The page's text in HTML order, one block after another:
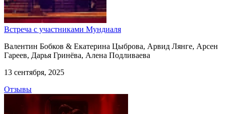
Встреча с участниками Мундиаля
Валентин Бобков & Екатерина Цыброва, Арвид Лянге, Арсен
Гареев, Дарья Гринёва, Алена Подливаева
13 сентября, 2025
Отзывы